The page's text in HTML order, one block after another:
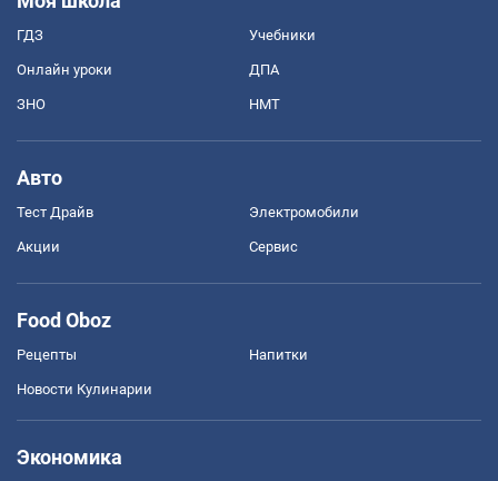
ГДЗ Учебники
Онлайн уроки ДПА
ЗНО НМТ
Авто
Тест Драйв Электромобили
Акции Сервис
Food Oboz
Рецепты Напитки
Новости Кулинарии
Экономика